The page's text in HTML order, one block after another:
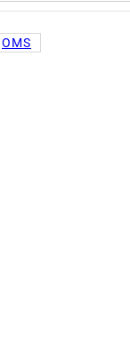
OMS